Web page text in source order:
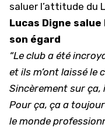
saluer l’attitude du
Lucas Digne
son égard
“Le club a été
et ils m’ont laissé le
Sincèrement sur ça,
Pour ça, ça a
le monde